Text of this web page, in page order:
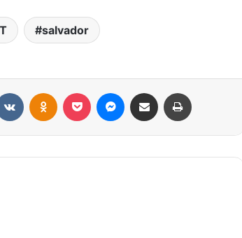
salvador
VK OK Pocket Messenger
Compartilhar via e-mail